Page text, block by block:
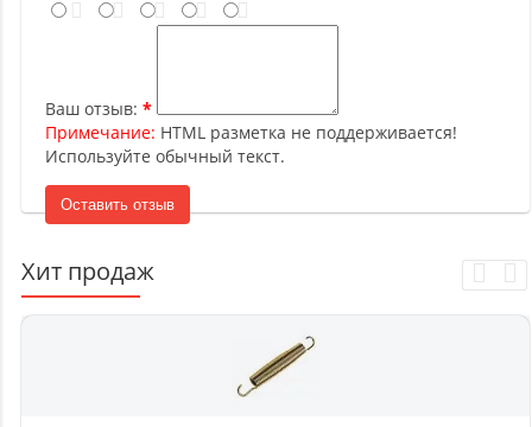
Ваш отзыв:
Примечание: HTML разметка не поддерживается!
Используйте обычный текст.
Оставить отзыв
Хит продаж